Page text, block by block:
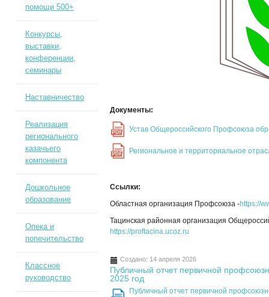
Документы:
PDF Устав Общероссийского Профсоюза
PDF Региональное и территориальное
Ссылки:
Областная организация Профсоюза -https://
Тацинская районная организация
https://proftacina.ucoz.ru
Создано: 14 апреля 2026
Публичный отчет первичной
2025 год
Публичный отчет первичной
помощи 500+
Конкурсы,
выставки,
конференции,
семинары
Наставничество
Реализация
регионального
казачьего
компонента
Дошкольное
образование
Опека и
попечительство
Классное
руководство